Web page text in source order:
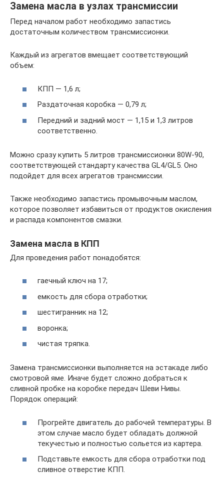
Замена масла в узлах трансмиссии
Перед началом работ необходимо запастись
достаточным количеством трансмиссионки.
Каждый из агрегатов вмещает соответствующий
объем:
КПП — 1,6 л;
Раздаточная коробка — 0,79 л;
Передний и задний мост — 1,15 и 1,3 литров
соответственно.
Можно сразу купить 5 литров трансмиссионки 80W-90,
соответствующей стандарту качества GL4/GL5. Оно
подойдет для всех агрегатов трансмиссии.
Также необходимо запастись промывочным маслом,
которое позволяет избавиться от продуктов окисления
и распада компонентов смазки.
Замена масла в КПП
Для проведения работ понадобятся:
гаечный ключ на 17;
емкость для сбора отработки;
шестигранник на 12;
воронка;
чистая тряпка.
Замена трансмиссионки выполняется на эстакаде либо
смотровой яме. Иначе будет сложно добраться к
сливной пробке на коробке передач Шеви Нивы.
Порядок операций:
Прогрейте двигатель до рабочей температуры. В
этом случае масло будет обладать должной
текучестью и полностью сольется из картера.
Подставьте емкость для сбора отработки под
сливное отверстие КПП.